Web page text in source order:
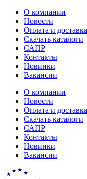
О компании
Новости
Оплата и доставка
Скачать каталоги
САПР
Контакты
Новинки
Вакансии
О компании
Новости
Оплата и доставка
Скачать каталоги
САПР
Контакты
Новинки
Вакансии